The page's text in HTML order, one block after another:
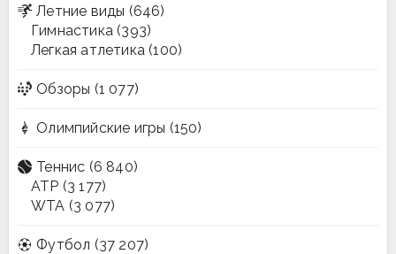
Летние виды (646)
Гимнастика (393)
Легкая атлетика (100)
Обзоры (1 077)
Олимпийские игры (150)
Теннис (6 840)
ATP (3 177)
WTA (3 077)
Футбол (37 207)